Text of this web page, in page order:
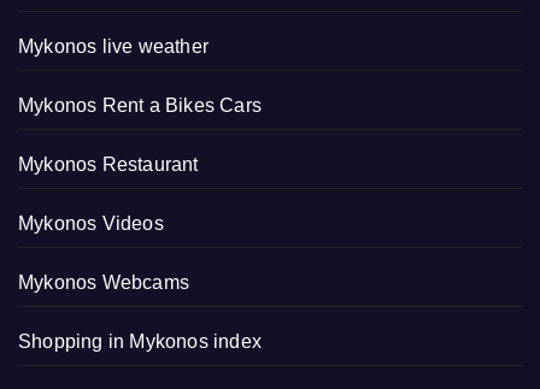
Mykonos live weather
Mykonos Rent a Bikes Cars
Mykonos Restaurant
Mykonos Videos
Mykonos Webcams
Shopping in Mykonos index